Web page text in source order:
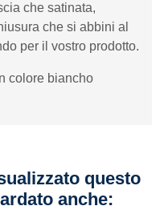
che satinata,
che si abbini al
per il vostro prodotto.
colore biancho
questo
anche: